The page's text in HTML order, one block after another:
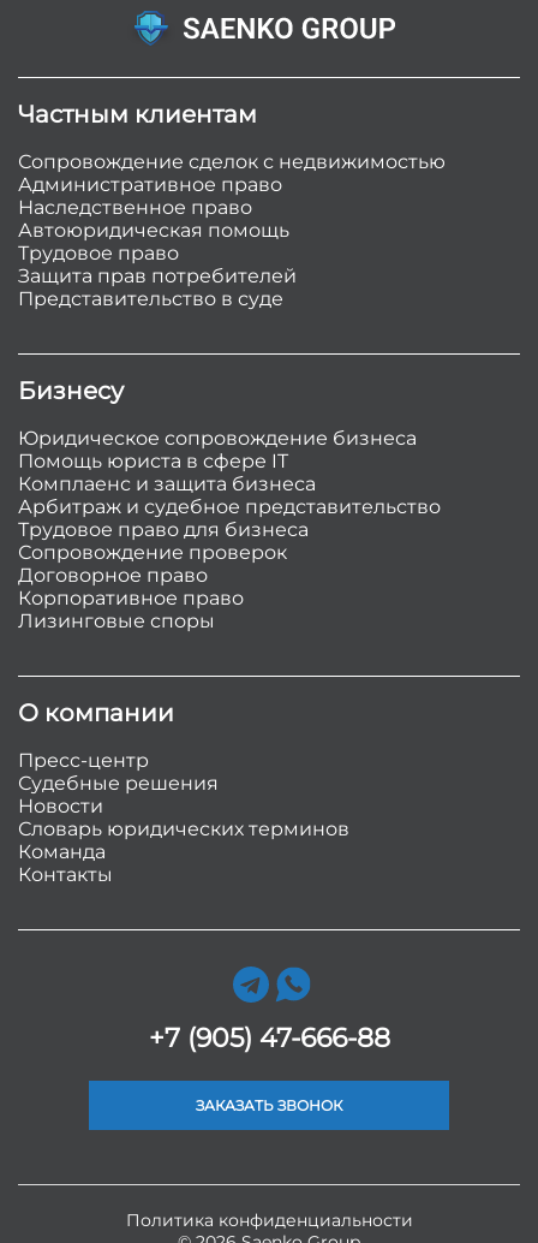
Частным клиентам
Сопровождение сделок с недвижимостью
Административное право
Наследственное право
Автоюридическая помощь
Трудовое право
Защита прав потребителей
Представительство в суде
Бизнесу
Юридическое сопровождение бизнеса
Помощь юриста в сфере IT
Комплаенс и защита бизнеса
Арбитраж и судебное представительство
Трудовое право для бизнеса
Сопровождение проверок
Договорное право
Корпоративное право
Лизинговые споры
О компании
Пресс-центр
Судебные решения
Новости
Словарь юридических терминов
Команда
Контакты
+7 (905) 47-666-88
ЗАКАЗАТЬ ЗВОНОК
Политика конфиденциальности